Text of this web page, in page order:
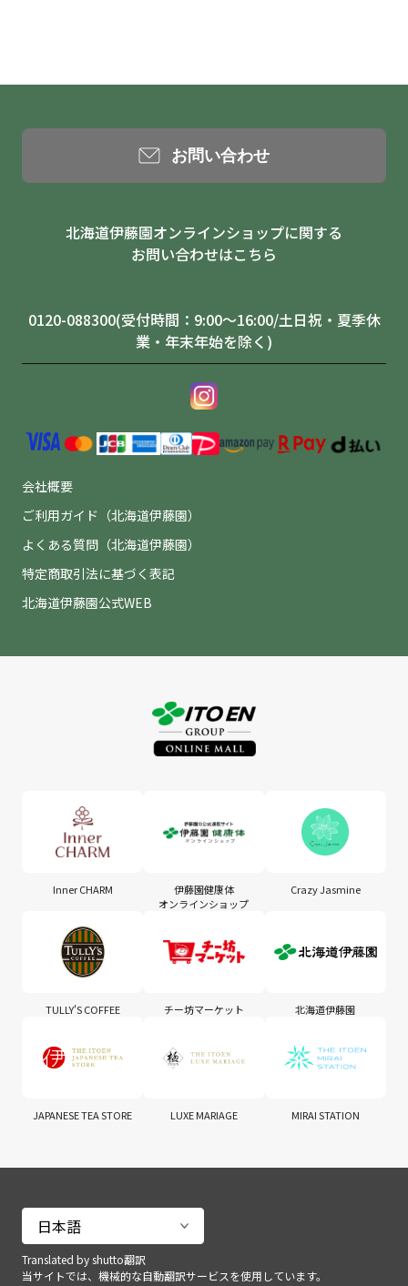
お問い合わせ
北海道伊藤園オンラインショップに関する
お問い合わせはこちら
0120-088300(受付時間：9:00～16:00/土日祝・夏季休
業・年末年始を除く)
会社概要
ご利用ガイド（北海道伊藤園）
よくある質問（北海道伊藤園）
特定商取引法に基づく表記
北海道伊藤園公式WEB
Translated by shutto翻訳
当サイトでは、機械的な自動翻訳サービスを使用しています。
Inner CHARM
伊藤園健康体
オンラインショップ
Crazy Jasmine
TULLY'S COFFEE チー坊マーケット 北海道伊藤園
JAPANESE TEA STORE LUXE MARIAGE MIRAI STATION